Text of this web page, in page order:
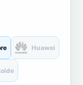
Huawei